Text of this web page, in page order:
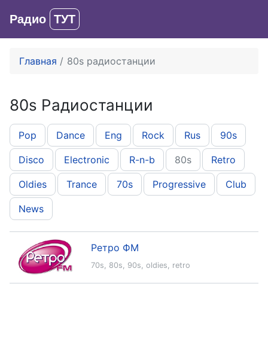
Радио ТУТ
Главная 80s радиостанции
80s Радиостанции
Pop Dance Eng Rock Rus 90s
Disco Electronic R-n-b 80s Retro
Oldies Trance 70s Progressive Club
News
70s, 80s, 90s, oldies, retro
Ретро ФМ